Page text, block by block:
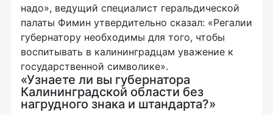
надо», ведущий специалист геральдической
палаты Фимин утвердительно сказал: «Регалии
губернатору необходимы для того, чтобы
воспитывать в калининградцам уважение к
государственной символике».
«Узнаете ли вы губернатора
Калининградской области без
нагрудного знака и штандарта?»